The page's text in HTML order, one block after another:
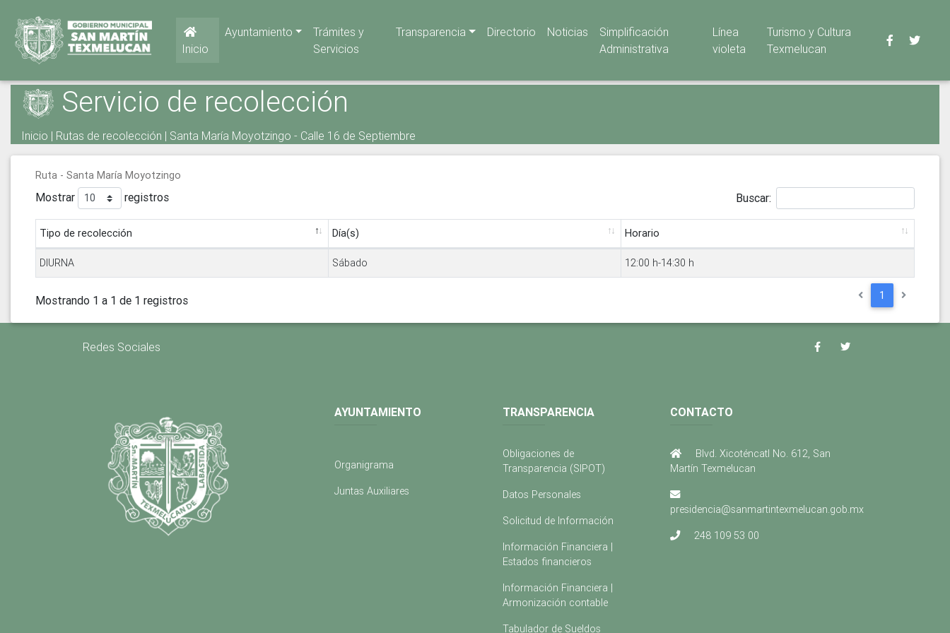
Inicio
Ayuntamiento
Trámites y
Servicios
Transparencia Directorio Noticias
Simplificación
Administrativa
Línea
violeta
Turismo y Cultura
Texmelucan
Servicio de recolección
Inicio | Rutas de recolección | Santa María Moyotzingo - Calle 16 de Septiembre
Ruta - Santa María Moyotzingo
Mostrar registros Buscar:
Tipo de recolección Día(s) Horario
DIURNA Sábado 12:00 h-14:30 h
Mostrando 1 a 1 de 1 registros 1
Redes Sociales
AYUNTAMIENTO
Organigrama
Juntas Auxiliares
TRANSPARENCIA
Obligaciones de
Transparencia (SIPOT)
Datos Personales
Solicitud de Información
Información Financiera |
Estados financieros
Información Financiera |
Armonización contable
Tabulador de Sueldos
CONTACTO
Blvd. Xicoténcatl No. 612, San
Martín Texmelucan
presidencia@sanmartintexmelucan.gob.mx
248 109 53 00